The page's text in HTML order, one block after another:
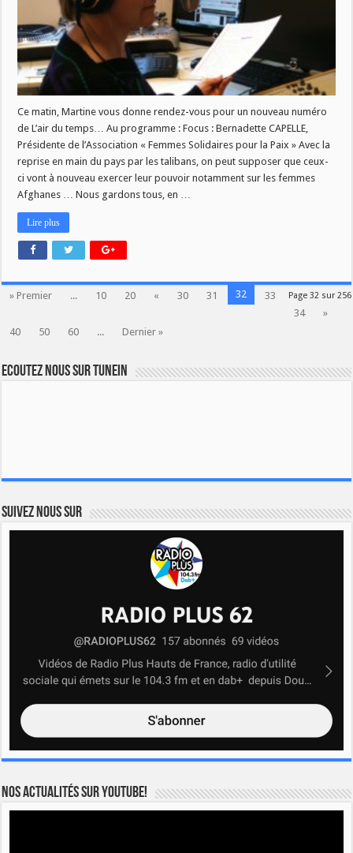
Ce matin, Martine vous donne rendez-vous pour un nouveau numéro
de L’air du temps… Au programme : Focus : Bernadette CAPELLE,
Présidente de l’Association « Femmes Solidaires pour la Paix » Avec la
reprise en main du pays par les talibans, on peut supposer que ceux-
ci vont à nouveau exercer leur pouvoir notamment sur les femmes
Afghanes … Nous gardons tous, en …
Lire plus
Page 32 sur 256
» Premier ... 10 20 « 30 31 32
33
34
»
40
50 60 ... Dernier »
Ecoutez nous sur TuneIn
Suivez nous sur
Nos actualités sur YOUTUBE!